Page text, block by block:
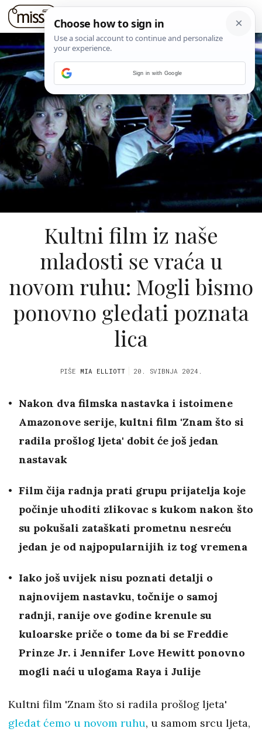
Kultni film iz naše
mladosti se vraća u
novom ruhu: Mogli bismo
ponovno gledati poznata
lica
PIŠE MIA ELLIOTT 20. SVIBNJA 2024.
Nakon dva filmska nastavka i istoimene
Amazonove serije, kultni film 'Znam što si
radila prošlog ljeta' dobit će još jedan
nastavak
Film čija radnja prati grupu prijatelja koje
počinje uhoditi zlikovac s kukom nakon što
su pokušali zataškati prometnu nesreću
jedan je od najpopularnijih iz tog vremena
Iako još uvijek nisu poznati detalji o
najnovijem nastavku, točnije o samoj
radnji, ranije ove godine krenule su
kuloarske priče o tome da bi se Freddie
Prinze Jr. i Jennifer Love Hewitt ponovno
mogli naći u ulogama Raya i Julije
Kultni film 'Znam što si radila prošlog ljeta'
gledat ćemo u novom ruhu, u samom srcu ljeta,
Sign in with Google